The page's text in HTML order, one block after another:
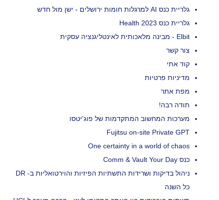
גלריית כנס AI למרגלות חומות ירושלים - ישן מול חדש
גלריית כנס Health 2023
Elbit - מבינה מלאכותית לאינטליגנציה עסקית
צור קשר
קוד אתי
מדיניות פרטיות
מפת אתר
תודה רבה!
מערכות המחשוב המתקדמות של פוג'יטסו
Fujitsu on-site Private GPT
One certainty in a world of chaos
כנס Comm & Vault Your Day
ניהול בדיקות ושרידות התשתיות הפיזיות והוירטואליות ב- DR
כל השנה